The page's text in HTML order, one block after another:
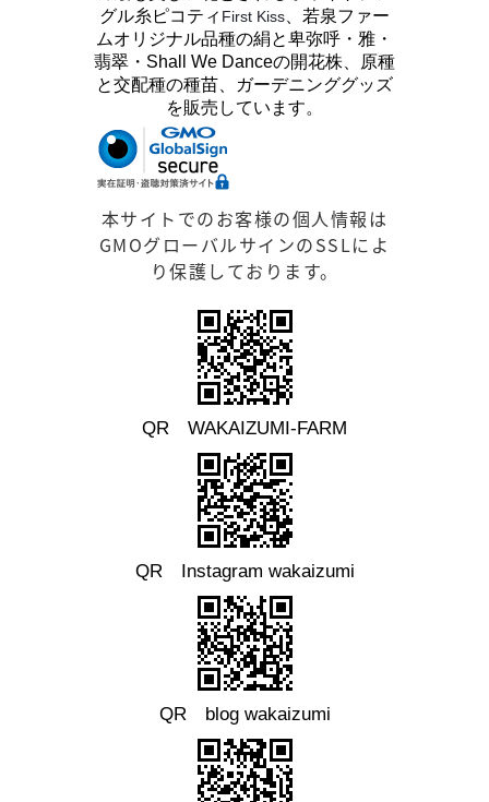
グル糸ピコティ First Kiss 、若泉ファー
ムオリジナル品種の絹と卑弥呼・雅・
翡翠・Shall We Danceの開花株、原種
と交配種の種苗、ガーデニンググッズ
を販売しています。
本サイトでのお客様の個人情報は
GMOグローバルサインのSSLによ
り保護しております。
QR WAKAIZUMI-FARM
QR Instagram wakaizumi
QR blog wakaizumi